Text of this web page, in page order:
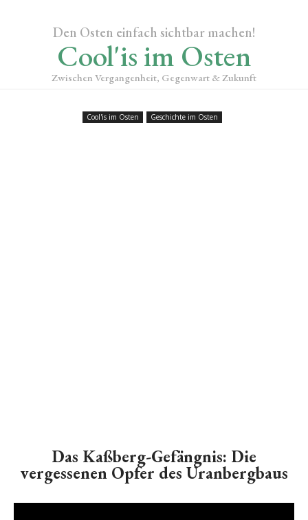
Den Osten einfach sichtbar machen!
Cool'is im Osten
Zwischen Vergangenheit, Gegenwart & Zukunft
Cool'is im Osten Geschichte im Osten
Das Kaßberg-Gefängnis: Die
vergessenen Opfer des Uranbergbaus